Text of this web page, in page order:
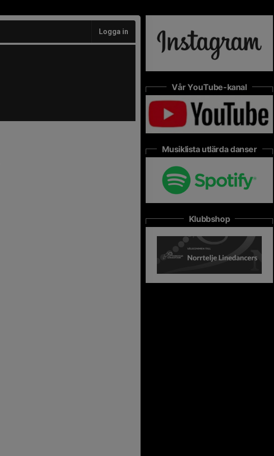
Logga in
Vår YouTube-kanal
Musiklista utlärda danser
Klubbshop